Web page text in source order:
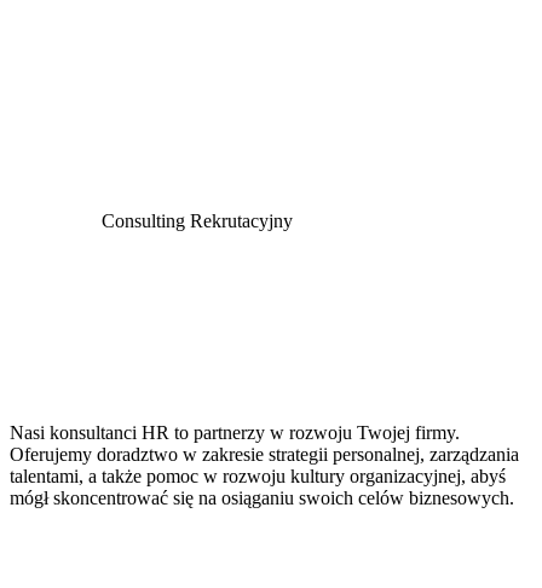
Consulting Rekrutacyjny
Nasi konsultanci HR to partnerzy w rozwoju Twojej firmy.
Oferujemy doradztwo w zakresie strategii personalnej, zarządzania
talentami, a także pomoc w rozwoju kultury organizacyjnej, abyś
mógł skoncentrować się na osiąganiu swoich celów biznesowych.